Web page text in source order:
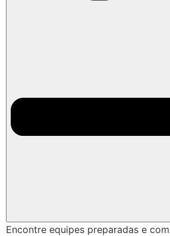
Encontre equipes preparadas e